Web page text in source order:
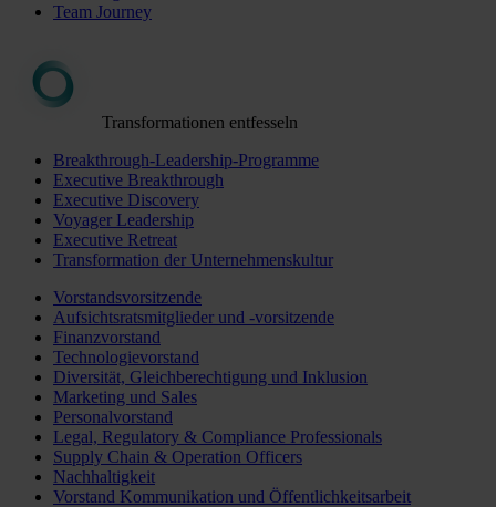
Team Journey
Transformationen entfesseln
Breakthrough-Leadership-Programme
Executive Breakthrough
Executive Discovery
Voyager Leadership
Executive Retreat
Transformation der Unternehmenskultur
Vorstandsvorsitzende
Aufsichtsratsmitglieder und -vorsitzende
Finanzvorstand
Technologievorstand
Diversität, Gleichberechtigung und Inklusion
Marketing und Sales
Personalvorstand
Legal, Regulatory & Compliance Professionals
Supply Chain & Operation Officers
Nachhaltigkeit
Vorstand Kommunikation und Öffentlichkeitsarbeit